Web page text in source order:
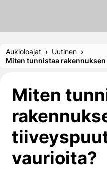
Aukioloajat
Uutinen
Miten tunnistaa
Miten
vaurioita?